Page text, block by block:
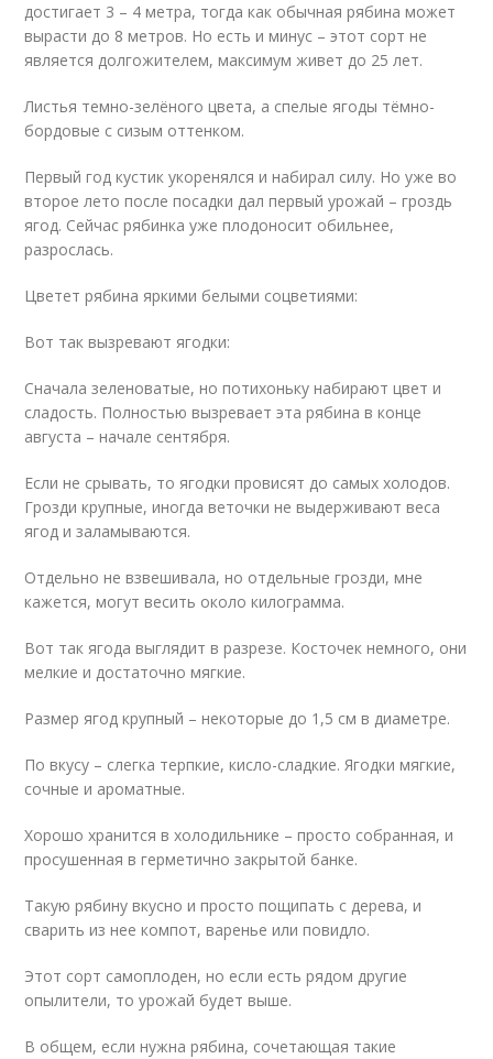
достигает 3 – 4 метра, тогда как обычная рябина может
вырасти до 8 метров. Но есть и минус – этот сорт не
является долгожителем, максимум живет до 25 лет.
Листья темно-зелёного цвета, а спелые ягоды тёмно-
бордовые с сизым оттенком.
Первый год кустик укоренялся и набирал силу. Но уже во
второе лето после посадки дал первый урожай – гроздь
ягод. Сейчас рябинка уже плодоносит обильнее,
разрослась.
Цветет рябина яркими белыми соцветиями:
Вот так вызревают ягодки:
Сначала зеленоватые, но потихоньку набирают цвет и
сладость. Полностью вызревает эта рябина в конце
августа – начале сентября.
Если не срывать, то ягодки провисят до самых холодов.
Грозди крупные, иногда веточки не выдерживают веса
ягод и заламываются.
Отдельно не взвешивала, но отдельные грозди, мне
кажется, могут весить около килограмма.
Вот так ягода выглядит в разрезе. Косточек немного, они
мелкие и достаточно мягкие.
Размер ягод крупный – некоторые до 1,5 см в диаметре.
По вкусу – слегка терпкие, кисло-сладкие. Ягодки мягкие,
сочные и ароматные.
Хорошо хранится в холодильнике – просто собранная, и
просушенная в герметично закрытой банке.
Такую рябину вкусно и просто пощипать с дерева, и
сварить из нее компот, варенье или повидло.
Этот сорт самоплоден, но если есть рядом другие
опылители, то урожай будет выше.
В общем, если нужна рябина, сочетающая такие